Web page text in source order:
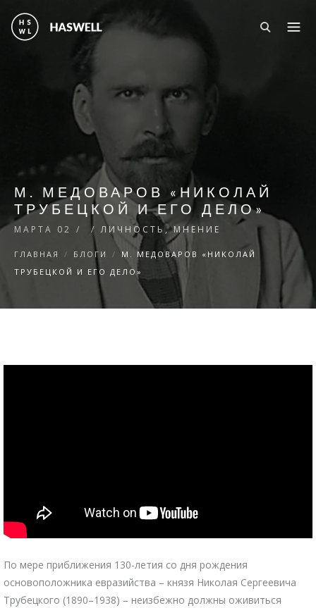
М. МЕДОВАРОВ «НИКОЛАЙ
ТРУБЕЦКОЙ И ЕГО ДЕЛО»
МАРТА 02 / / ЛИЧНОСТЬ МНЕНИЕ
ГЛАВНАЯ / БЛОГИ / М. МЕДОВАРОВ «НИКОЛАЙ
ТРУБЕЦКОЙ И ЕГО ДЕЛО»
По мере приближения 130-летия со дня рождения
основоположника евразийства – князя Николая Сергеевича
Трубецкого (1890–1938) – неизбежно должны оживиться